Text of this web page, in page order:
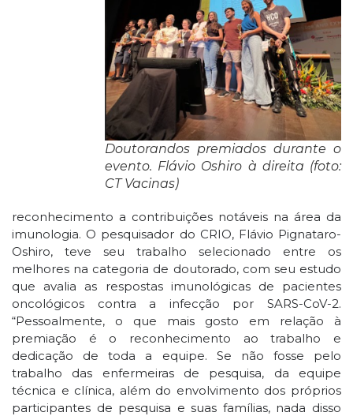
Doutorandos premiados durante o
evento. Flávio Oshiro à direita (foto:
CT Vacinas)
reconhecimento a contribuições notáveis na área da
imunologia. O pesquisador do CRIO, Flávio Pignataro-
Oshiro, teve seu trabalho selecionado entre os
melhores na categoria de doutorado, com seu estudo
que avalia as respostas imunológicas de pacientes
oncológicos contra a infecção por SARS-CoV-2.
“Pessoalmente, o que mais gosto em relação à
premiação é o reconhecimento ao trabalho e
dedicação de toda a equipe. Se não fosse pelo
trabalho das enfermeiras de pesquisa, da equipe
técnica e clínica, além do envolvimento dos próprios
participantes de pesquisa e suas famílias, nada disso